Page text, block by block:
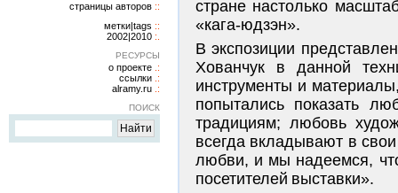
страницы авторов
метки|tags
2002|2010
РЕСУРСЫ
о проекте
ссылки
alramy.ru
ПОИСК
стране настолько
«кага-юдзэн».
В экспозиции
Хованчук в данной
инструменты и
попытались показать
традициям; любовь
всегда вкладывают в
любви, и мы надеемся,
посетителей выставки».